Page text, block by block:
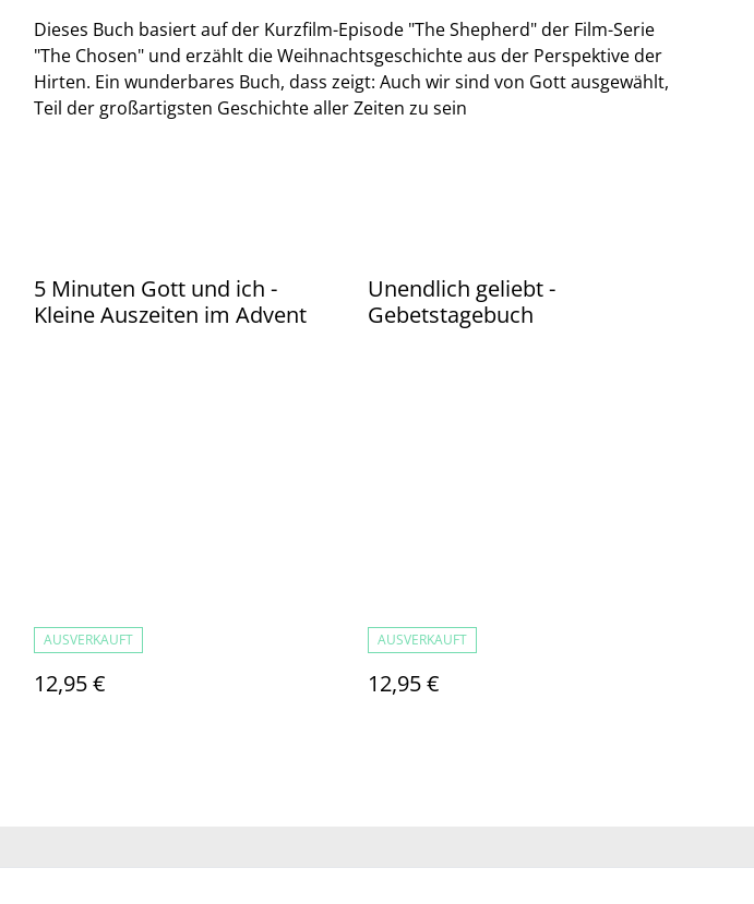
Dieses Buch basiert auf der Kurzfilm-Episode "The Shepherd" der Film-Serie
"The Chosen" und erzählt die Weihnachtsgeschichte aus der Perspektive der
Hirten. Ein wunderbares Buch, dass zeigt: Auch wir sind von Gott ausgewählt,
Teil der großartigsten Geschichte aller Zeiten zu sein
5 Minuten Gott und ich -
Kleine Auszeiten im Advent
AUSVERKAUFT
12,95 €
Unendlich geliebt -
Gebetstagebuch
AUSVERKAUFT
12,95 €